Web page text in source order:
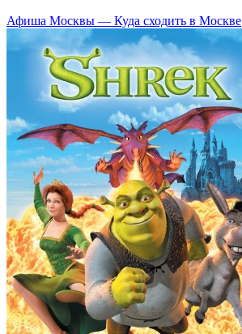
Афиша Москвы — Куда сходить в Москве